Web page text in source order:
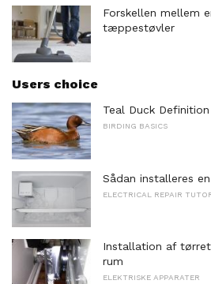
Forskellen mellem
tæppestøvler
Users choice
Teal Duck Definition
BIRDING BASICS
Sådan installeres
ELECTRICAL REPAIR
Installation af
rum
ELEKTRISKE APPARATER